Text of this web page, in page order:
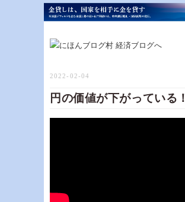
2022-02-04
円の価値が下がっている！